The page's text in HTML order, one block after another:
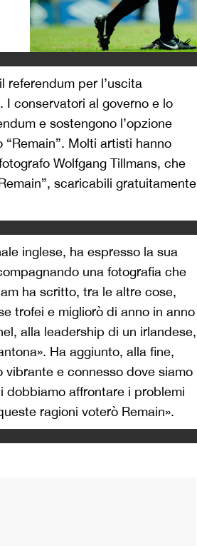
referendum per l’uscita
I conservatori al governo e lo
e sostengono l’opzione
Molti artisti hanno
Wolfgang Tillmans, che
scaricabili gratuitamente
inglese, ha espresso la sua
una fotografia che
ha scritto, tra le altre cose,
trofei e migliorò di anno in anno
alla leadership di un irlandese,
Ha aggiunto, alla fine,
vibrante e connesso dove siamo
dobbiamo affrontare i problemi
ragioni voterò Remain».